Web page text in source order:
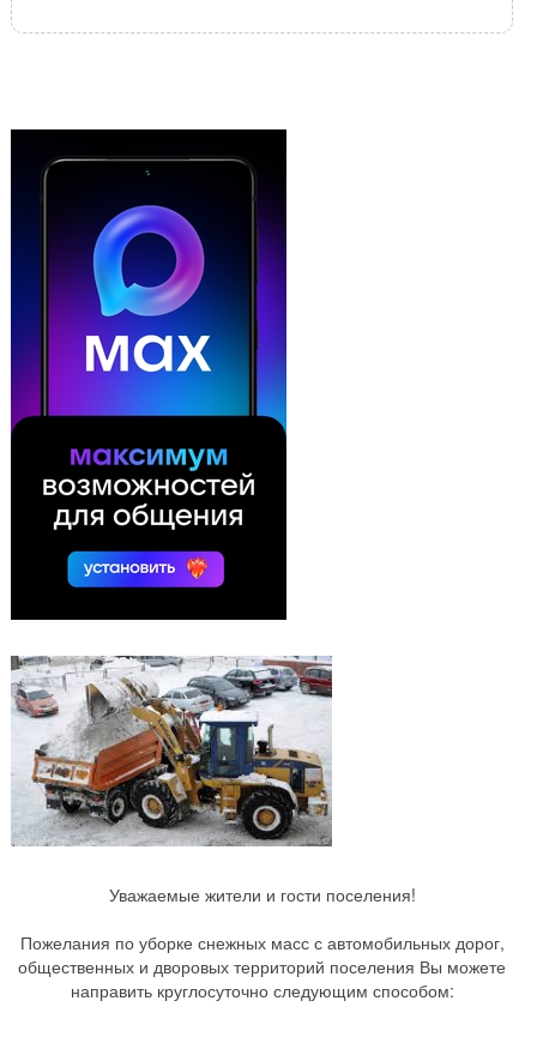
Уважаемые жители и гости поселения!
Пожелания по уборке снежных масс с автомобильных дорог,
общественных и дворовых территорий поселения Вы можете
направить круглосуточно следующим способом: